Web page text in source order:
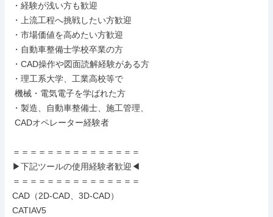
・経験が浅い方も歓迎
・上流工程へ挑戦したい方歓迎
・市場価値を高めたい方歓迎
・自動車整備士学校卒業の方
・CAD操作や図面読解経験がある方
・理工系大学、工業高校等で
・製造、自動車整備士、施工管理、
＝＝＝＝＝＝＝＝＝＝＝＝＝＝＝
▶下記ツールの使用経験者歓迎◀
＝＝＝＝＝＝＝＝＝＝＝＝＝＝＝
CAD（2D-CAD、3D-CAD）
CATIAV5